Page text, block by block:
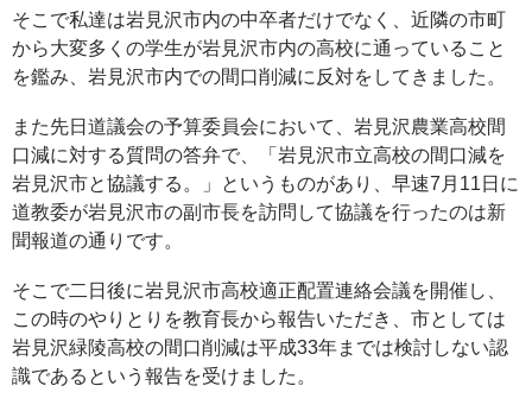
そこで私達は岩見沢市内の中卒者だけでなく、近隣の市町
から大変多くの学生が岩見沢市内の高校に通っていること
を鑑み、岩見沢市内での間口削減に反対をしてきました。
また先日道議会の予算委員会において、岩見沢農業高校間
口減に対する質問の答弁で、「岩見沢市立高校の間口減を
岩見沢市と協議する。」というものがあり、早速7月11日に
道教委が岩見沢市の副市長を訪問して協議を行ったのは新
聞報道の通りです。
そこで二日後に岩見沢市高校適正配置連絡会議を開催し、
この時のやりとりを教育長から報告いただき、市としては
岩見沢緑陵高校の間口削減は平成33年までは検討しない認
識であるという報告を受けました。